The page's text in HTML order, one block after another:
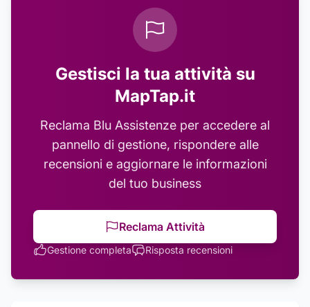
Gestisci la tua attività su
MapTap.it
Reclama Blu Assistenze per accedere al
pannello di gestione, rispondere alle
recensioni e aggiornare le informazioni
del tuo business
Reclama Attività
Gestione completa Risposta recensioni